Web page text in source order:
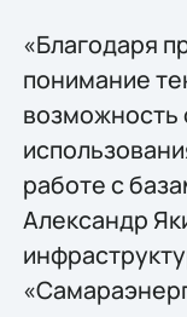
«Благодаря
понимание
возможность
работе с
Александр